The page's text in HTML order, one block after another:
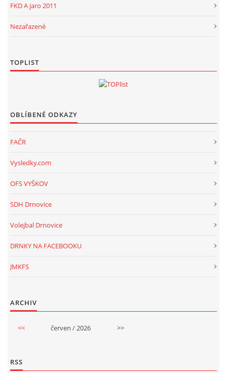
FKD A jaro 2011
Nezařazené
TOPLIST
OBLÍBENÉ ODKAZY
FAČR
Vysledky.com
OFS VYŠKOV
SDH Drnovice
Volejbal Drnovice
DRNKY NA FACEBOOKU
JMKFS
ARCHIV
<< červen / 2026 >>
RSS